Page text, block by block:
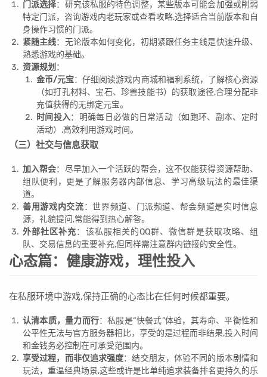
门派选择：研究该私服的特色调整，某些版本可能会加强或削弱
特定门派，咨询游戏内老玩家或查看攻略,选择适合当前版本和自
身操作习惯的门派。
紧随主线：无论版本如何变化，初期紧跟任务主线是快速升级、
熟悉游戏的基础。
资源规划 ：
金币/元宝：仔细阅读游戏内商城和福利系统，了解核心资源
（如打孔材料、宝石、珍兽技能书）的获取途径,合理分配非
充值获得的无绑定元宝。
时间投入：明确每日必做的日常活动（如跑环、副本、定时
活动）,高效利用游戏时间。
（三）社交与信息获取
加入帮会：尽早加入一个活跃的帮会，这不仅能获得资源帮助、
组队便利，更是了解服务器内部信息、学习高级玩法的最佳渠
道。
善用游戏内交流：世界频道、门派频道、帮会频道是实时信息
源，礼貌提问,常能得到热心解答。
外部社区补充：该私服相关的QQ群、微信群是获取攻略、组
队、交易信息的重要补充,但同样需注意群内链接的安全性。
心态篇：健康游戏，理性投入
在私服环境中游戏,保持正确的心态比在任何时候都重要。
认清本质，量力而行：私服是“快餐式”体验，其寿命、平衡性和
公平性无法与官方服务器相比，享受的是过程而非结果,投入时间
和金钱务必控制在可承受范围内。
享受过程，而非仅追求强度：结交朋友，体验不同的版本剧情和
玩法，重温经典场景,这些或许是比单纯追求装备排名更持久的乐